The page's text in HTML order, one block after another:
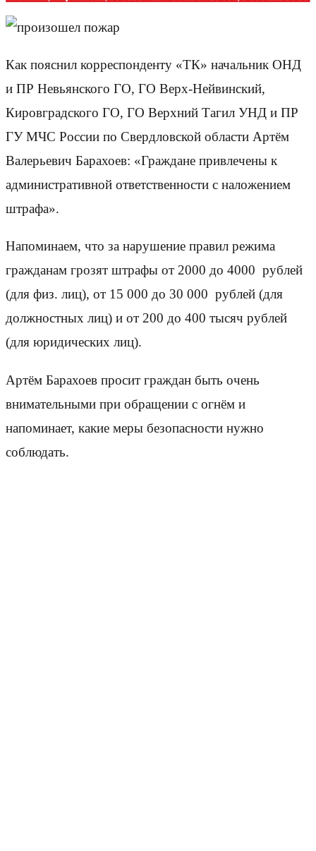
Как пояснил корреспонденту «ТК» начальник ОНД
и ПР Невьянского ГО, ГО Верх-Нейвинский,
Кировградского ГО, ГО Верхний Тагил УНД и ПР
ГУ МЧС России по Свердловской области Артём
Валерьевич Барахоев: «Граждане привлечены к
административной ответственности с наложением
штрафа».
Напоминаем, что за нарушение правил режима
гражданам грозят штрафы от 2000 до 4000 рублей
(для физ. лиц), от 15 000 до 30 000 рублей (для
должностных лиц) и от 200 до 400 тысяч рублей
(для юридических лиц).
Артём Барахоев просит граждан быть очень
внимательными при обращении с огнём и
напоминает, какие меры безопасности нужно
соблюдать.